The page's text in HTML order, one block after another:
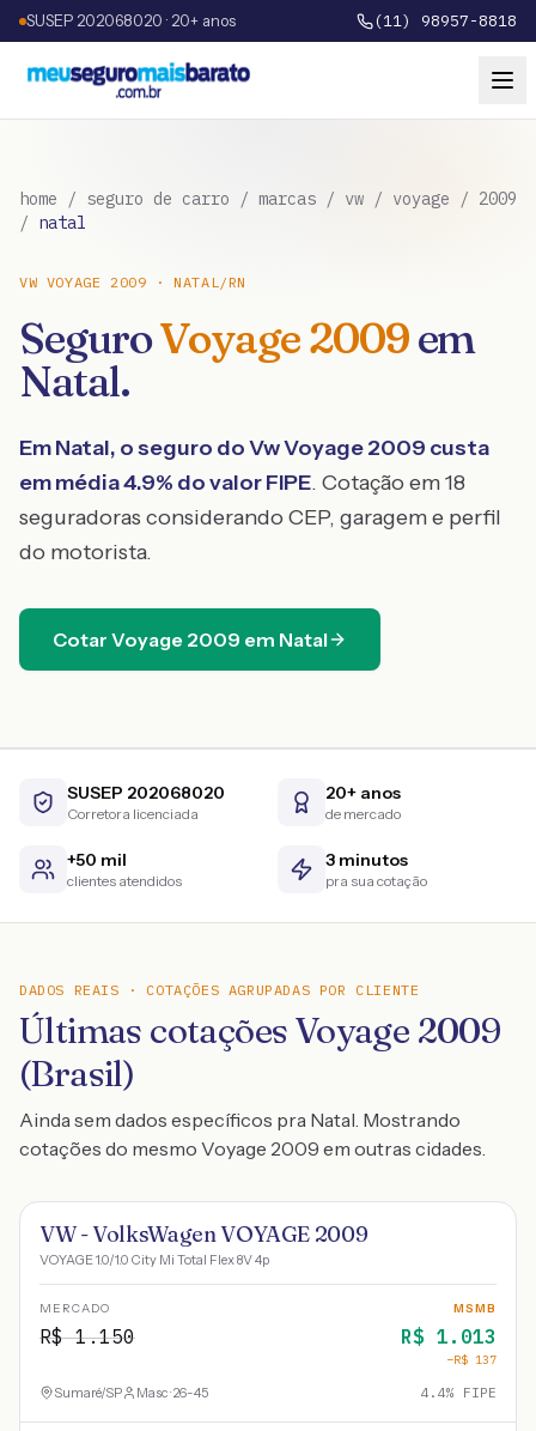
SUSEP 202068020 · 20+ anos (11) 98957-8818
home / seguro de carro / marcas / vw / voyage / 2009
/ natal
VW VOYAGE 2009 ·NATAL/RN
SeguroVoyage2009em
Natal.
EmNatal, o seguro doVwVoyage2009 custa
em média4.9% do valor FIPE. Cotação em 18
seguradoras considerando CEP, garagem e perfil
do motorista.
Cotar Voyage 2009 em Natal
SUSEP 202068020
Corretora licenciada
20+ anos
de mercado
+50 mil
clientes atendidos
3 minutos
pra sua cotação
DADOS REAIS · COTAÇÕES AGRUPADAS POR CLIENTE
Últimas cotações Voyage 2009
(Brasil)
Ainda sem dados específicos pra Natal. Mostrando
cotações do mesmo Voyage 2009 em outras cidades.
VW - VolksWagen VOYAGE 2009
VOYAGE 1.0/1.0 City Mi Total Flex 8V 4p
MERCADO
R$1.150
MSMB
R$ 1.013
−R$ 137
Sumaré/SP Masc · 26-45 4.4% FIPE